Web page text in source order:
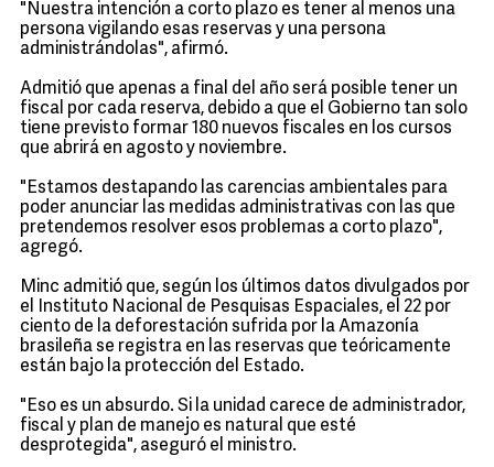
"Nuestra intención a corto plazo es tener al menos una
persona vigilando esas reservas y una persona
administrándolas", afirmó.
Admitió que apenas a final del año será posible tener un
fiscal por cada reserva, debido a que el Gobierno tan solo
tiene previsto formar 180 nuevos fiscales en los cursos
que abrirá en agosto y noviembre.
"Estamos destapando las carencias ambientales para
poder anunciar las medidas administrativas con las que
pretendemos resolver esos problemas a corto plazo",
agregó.
Minc admitió que, según los últimos datos divulgados por
el Instituto Nacional de Pesquisas Espaciales, el 22 por
ciento de la deforestación sufrida por la Amazonía
brasileña se registra en las reservas que teóricamente
están bajo la protección del Estado.
"Eso es un absurdo. Si la unidad carece de administrador,
fiscal y plan de manejo es natural que esté
desprotegida", aseguró el ministro.